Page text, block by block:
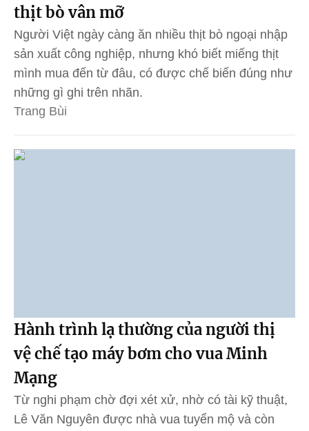
thịt bò vân mỡ
Người Việt ngày càng ăn nhiều thịt bò ngoại nhập
sản xuất công nghiệp, nhưng khó biết miếng thịt
mình mua đến từ đâu, có được chế biến đúng như
những gì ghi trên nhãn.
Trang Bùi
Hành trình lạ thường của người thị
vệ chế tạo máy bơm cho vua Minh
Mạng
Từ nghi phạm chờ đợi xét xử, nhờ có tài kỹ thuật,
Lê Văn Nguyên được nhà vua tuyển mộ và còn